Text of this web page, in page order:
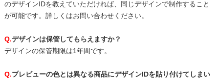
のデザインIDを教えていただければ、同じデザインで制作すること
が可能です。詳しくはお問い合わせください。
Q.デザインは保管してもらえますか？
デザインの保管期限は1年間です。
Q.プレビューの色とは異なる商品にデザインIDを貼り付けてしまい